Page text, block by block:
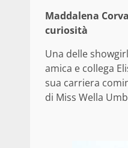
Maddalena
curiosità
Una delle
amica e collega
sua carriera
di Miss Wella